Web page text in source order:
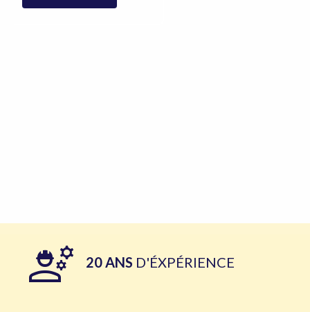
engineering 20 ANS D'ÉXPÉRIENCE